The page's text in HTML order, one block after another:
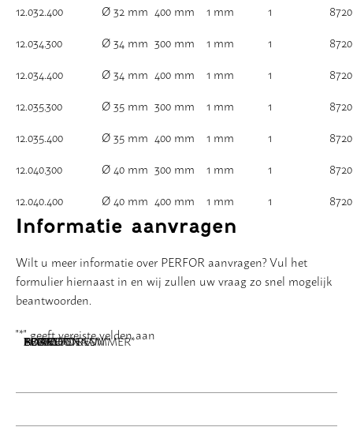
12.032.400
Ø 32 mm 400 mm 1 mm 1
12.034.300
Ø 34 mm 300 mm 1 mm 1
12.034.400
Ø 34 mm 400 mm 1 mm 1
12.035.300
Ø 35 mm 300 mm 1 mm 1
12.035.400
Ø 35 mm 400 mm 1 mm 1
12.040.300
Ø 40 mm 300 mm 1 mm 1
12.040.400
Ø 40 mm 400 mm 1 mm 1
Informatie aanvragen
Wilt u meer informatie over PERFOR aanvragen? Vul het
formulier hiernaast in en wij zullen uw vraag zo snel mogelijk
beantwoorden.
"*" geeft vereiste velden aan
NAAM*
BEDRIJFSNAAM*
E-MAILADRES*
TELEFOONNUMMER*
POSTCODE
ADRES
BERICHT*